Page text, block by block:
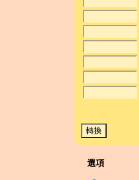
選項